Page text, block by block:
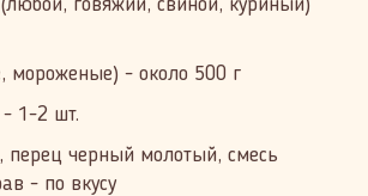
говяжий, свиной, куриный)
мороженые) - около 500 г
- 1-2 шт.
перец черный молотый, смесь
- по вкусу